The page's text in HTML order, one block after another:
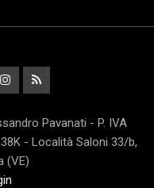
Pavanati - P. IVA
- Località Saloni 33/b,
(VE)